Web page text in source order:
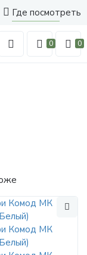
Где посмотреть
0 0